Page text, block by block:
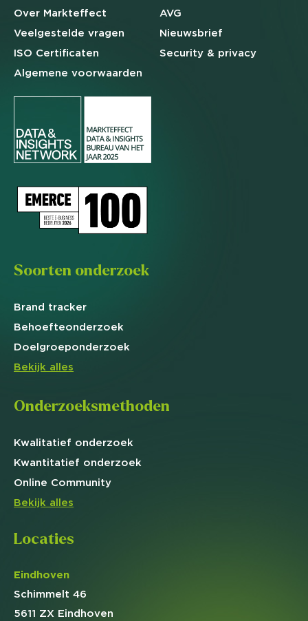
Over Markteffect
Veelgestelde vragen
ISO Certificaten
Algemene voorwaarden
AVG
Nieuwsbrief
Security & privacy
Soorten onderzoek
Brand tracker
Behoefteonderzoek
Doelgroeponderzoek
Bekijk alles
Onderzoeksmethoden
Kwalitatief onderzoek
Kwantitatief onderzoek
Online Community
Bekijk alles
Locaties
Eindhoven
Schimmelt 46
5611 ZX Eindhoven